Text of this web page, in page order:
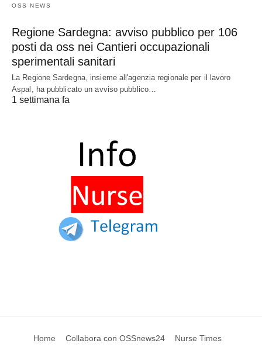
OSS NEWS
Regione Sardegna: avviso pubblico per 106
posti da oss nei Cantieri occupazionali
sperimentali sanitari
La Regione Sardegna, insieme all'agenzia regionale per il lavoro
Aspal, ha pubblicato un avviso pubblico…
1 settimana fa
Home Collabora con OSSnews24 Nurse Times